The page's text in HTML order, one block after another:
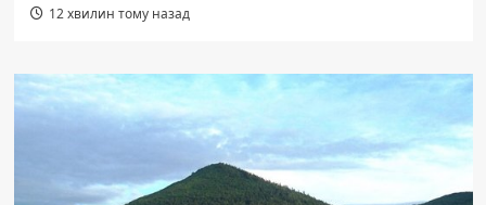
12 хвилин тому назад